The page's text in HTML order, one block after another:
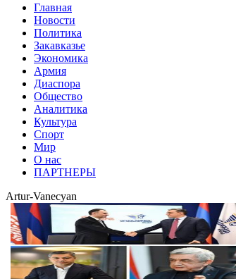
Главная
Новости
Политика
Закавказье
Экономика
Армия
Диаспора
Общество
Аналитика
Культура
Спорт
Мир
О нас
ПАРТНЕРЫ
Artur-Vanecyan